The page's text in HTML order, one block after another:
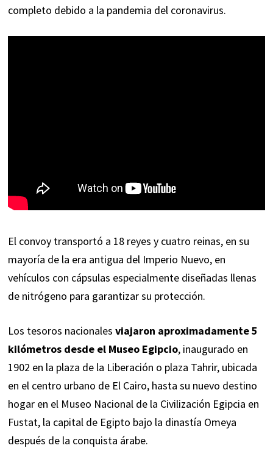
completo debido a la pandemia del coronavirus.
El convoy transportó a 18 reyes y cuatro reinas, en su
mayoría de la era antigua del Imperio Nuevo, en
vehículos con cápsulas especialmente diseñadas llenas
de nitrógeno para garantizar su protección.
Los tesoros nacionales viajaron aproximadamente 5
kilómetros desde el Museo Egipcio, inaugurado en
1902 en la plaza de la Liberación o plaza Tahrir, ubicada
en el centro urbano de El Cairo, hasta su nuevo destino
hogar en el Museo Nacional de la Civilización Egipcia en
Fustat, la capital de Egipto bajo la dinastía Omeya
después de la conquista árabe.